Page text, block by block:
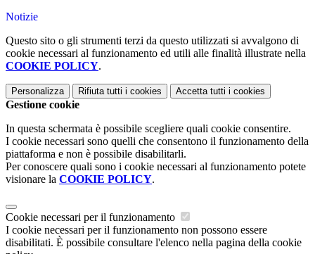
Notizie
Questo sito o gli strumenti terzi da questo utilizzati si avvalgono di
cookie necessari al funzionamento ed utili alle finalità illustrate nella
COOKIE POLICY.
Personalizza Rifiuta tutti i cookies Accetta tutti i cookies
Gestione cookie
In questa schermata è possibile scegliere quali cookie consentire.
I cookie necessari sono quelli che consentono il funzionamento della
piattaforma e non è possibile disabilitarli.
Per conoscere quali sono i cookie necessari al funzionamento potete
visionare la COOKIE POLICY.
Cookie necessari per il funzionamento
I cookie necessari per il funzionamento non possono essere
disabilitati. È possibile consultare l'elenco nella pagina della cookie